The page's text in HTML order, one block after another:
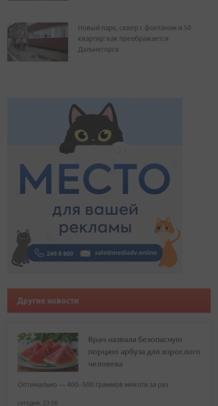
Новый парк, сквер с фонтаном и 50
квартир: как преображается
Дальнегорск
Другие новости
Врач назвала безопасную
порцию арбуза для взрослого
человека
Оптимально — 400–500 граммов мякоти за раз
сегодня, 23:06